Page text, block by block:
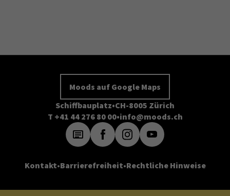
Moods auf Google Maps
Schiffbauplatz CH-8005 Zürich
T +41 44 276 80 00 info@moods.ch
Kontakt Barrierefreiheit Rechtliche Hinweise